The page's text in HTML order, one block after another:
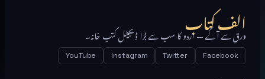
الف کتاب
ورق سے آگے — اردو کا سب سے بڑا ڈیجیٹل کتب خانہ۔
Facebook
Twitter
Instagram
YouTube